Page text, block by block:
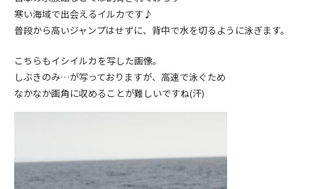
寒い海域で出会えるイルカです♪
普段から高いジャンプはせずに、背中で水を切るように泳ぎます。
こちらもイシイルカを写した画像。
しぶきのみ…が写っておりますが、高速で泳ぐため
なかなか画角に収めることが難しいですね(汗)